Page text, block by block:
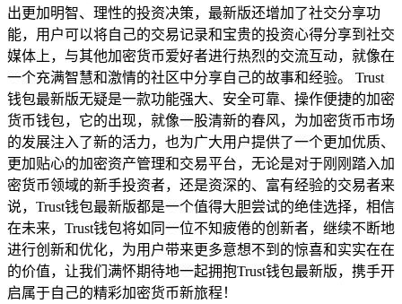
出更加明智、理性的投资决策，最新版还增加了社交分享功
能，用户可以将自己的交易记录和宝贵的投资心得分享到社交
媒体上，与其他加密货币爱好者进行热烈的交流互动，就像在
一个充满智慧和激情的社区中分享自己的故事和经验。 Trust
钱包最新版无疑是一款功能强大、安全可靠、操作便捷的加密
货币钱包，它的出现，就像一股清新的春风，为加密货币市场
的发展注入了新的活力，也为广大用户提供了一个更加优质、
更加贴心的加密资产管理和交易平台，无论是对于刚刚踏入加
密货币领域的新手投资者，还是资深的、富有经验的交易者来
说，Trust钱包最新版都是一个值得大胆尝试的绝佳选择，相信
在未来，Trust钱包将如同一位不知疲倦的创新者，继续不断地
进行创新和优化，为用户带来更多意想不到的惊喜和实实在在
的价值，让我们满怀期待地一起拥抱Trust钱包最新版，携手开
启属于自己的精彩加密货币新旅程！